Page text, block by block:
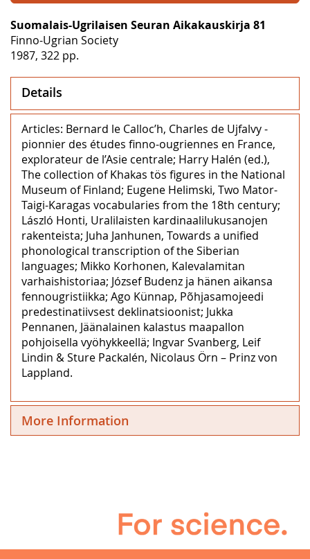
Suomalais-Ugrilaisen Seuran Aikakauskirja 81
Finno-Ugrian Society
1987, 322 pp.
Details
Articles: Bernard le Calloc’h, Charles de Ujfalvy -
pionnier des études finno-ougriennes en France,
explorateur de l’Asie centrale; Harry Halén (ed.),
The collection of Khakas tös figures in the National
Museum of Finland; Eugene Helimski, Two Mator-
Taigi-Karagas vocabularies from the 18th century;
László Honti, Uralilaisten kardinaalilukusanojen
rakenteista; Juha Janhunen, Towards a unified
phonological transcription of the Siberian
languages; Mikko Korhonen, Kalevalamitan
varhaishistoriaa; József Budenz ja hänen aikansa
fennougristiikka; Ago Künnap, Põhjasamojeedi
predestinatiivsest deklinatsioonist; Jukka
Pennanen, Jäänalainen kalastus maapallon
pohjoisella vyöhykkeellä; Ingvar Svanberg, Leif
Lindin & Sture Packalén, Nicolaus Örn – Prinz von
Lappland.
More Information